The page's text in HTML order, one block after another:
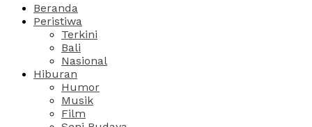
Beranda
Peristiwa
Terkini
Bali
Nasional
Hiburan
Humor
Musik
Film